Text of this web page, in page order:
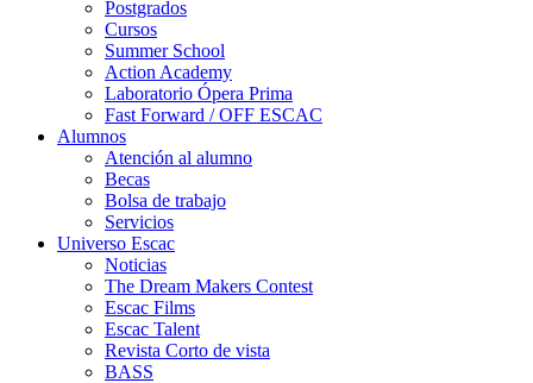
Postgrados
Cursos
Summer School
Action Academy
Laboratorio Ópera Prima
Fast Forward / OFF ESCAC
Alumnos
Atención al alumno
Becas
Bolsa de trabajo
Servicios
Universo Escac
Noticias
The Dream Makers Contest
Escac Films
Escac Talent
Revista Corto de vista
BASS